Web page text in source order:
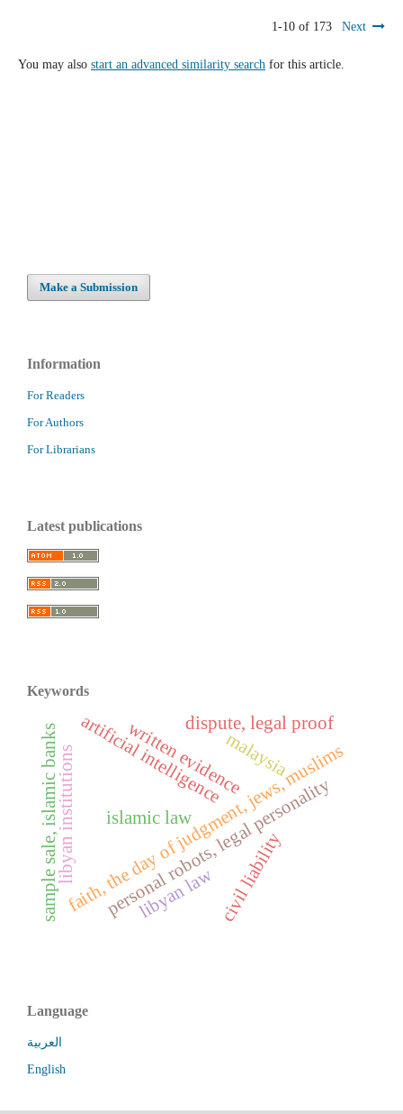
1-10 of 173 Next
You may also start an advanced similarity searchfor this article.
Make a Submission
Information
For Readers
For Authors
For Librarians
Latest publications
Keywords
faith, the day of judgment, jews, muslims
sample sale, islamic banks malaysia
libyan institutions islamic law
artificial intelligence
personal robots, legal personality
civil liability
libyan law
dispute, legal proof
written evidence
Language
العربية
English